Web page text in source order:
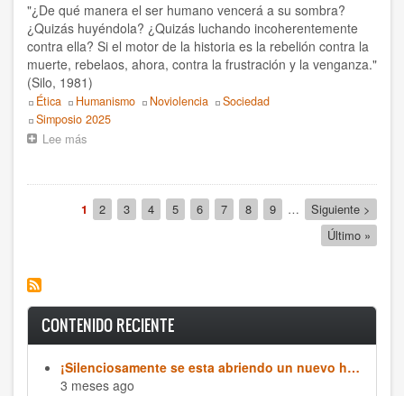
"¿De qué manera el ser humano vencerá a su sombra?
¿Quizás huyéndola? ¿Quizás luchando incoherentemente
contra ella? Si el motor de la historia es la rebelión contra la
muerte, rebelaos, ahora, contra la frustración y la venganza."
(Silo, 1981)
Topics
Ética Humanismo Noviolencia Sociedad
Event
Simposio 2025
Lee más
de
la
venganza
Página
actual
1 Page
2 Page
3 Page
4 Page
5 Page
6 Page
7 Page
8 Page
9 …
Siguiente
página
Siguiente >
Última
página
Último »
CONTENIDO RECIENTE
¡Silenciosamente se esta abriendo un nuevo horizonte civilizatorio!
3 meses ago